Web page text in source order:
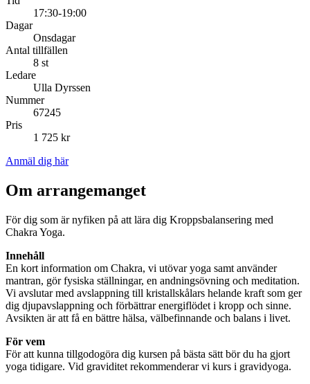
17:30-19:00
Dagar
Onsdagar
Antal tillfällen
8 st
Ledare
Ulla Dyrssen
Nummer
67245
Pris
1 725 kr
Anmäl dig här
Om arrangemanget
För dig som är nyfiken på att lära dig Kroppsbalansering med
Chakra Yoga.
Innehåll
En kort information om Chakra, vi utövar yoga samt använder
mantran, gör fysiska ställningar, en andningsövning och meditation.
Vi avslutar med avslappning till kristallskålars helande kraft som ger
dig djupavslappning och förbättrar energiflödet i kropp och sinne.
Avsikten är att få en bättre hälsa, välbefinnande och balans i livet.
För vem
För att kunna tillgodogöra dig kursen på bästa sätt bör du ha gjort
yoga tidigare. Vid graviditet rekommenderar vi kurs i gravidyoga.